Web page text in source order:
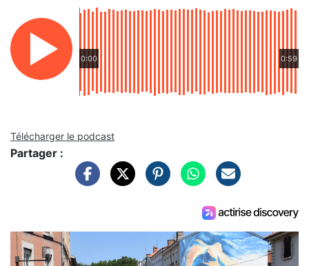
0:00 0:59
Télécharger le podcast
Partager :